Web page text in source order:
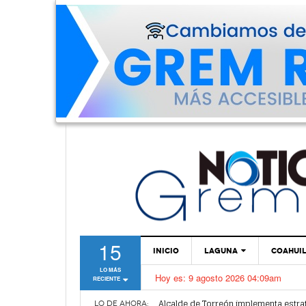
15
LO MÁS
RECIENTE
INICIO LAGUNA
TORREÓN
GÓMEZ PALACIO
Hoy es: 9 agosto 2026 04:09am
LO DE AHORA:
Dirección de Salud Municipal de